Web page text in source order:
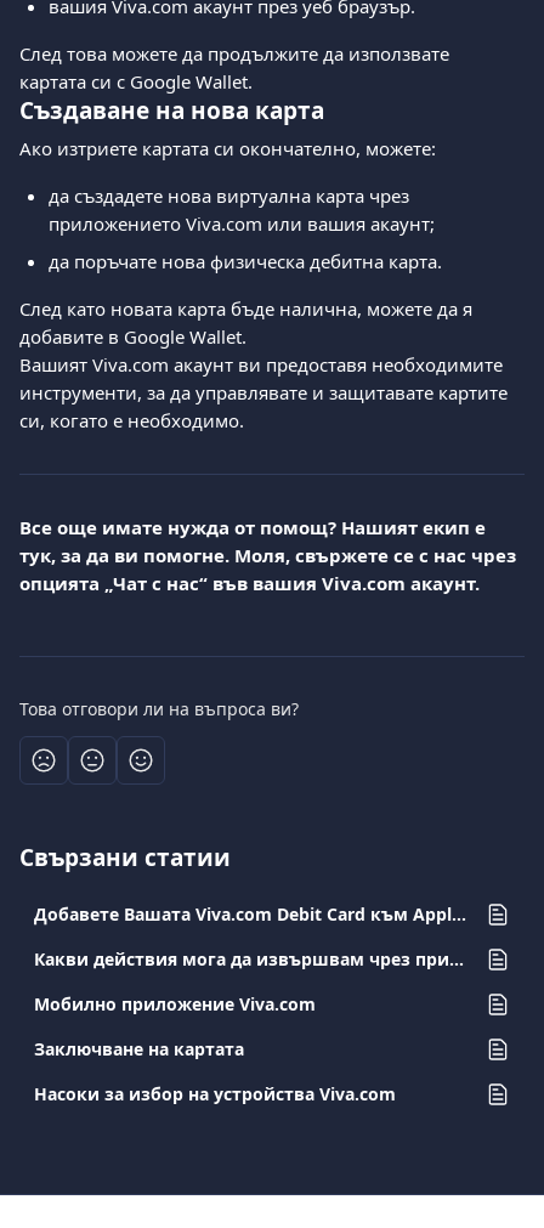
вашия Viva.com акаунт през уеб браузър.
След това можете да продължите да използвате
картата си с Google Wallet.
Създаване на нова карта
Ако изтриете картата си окончателно, можете:
да създадете нова виртуална карта чрез
приложението Viva.com или вашия акаунт;
да поръчате нова физическа дебитна карта.
След като новата карта бъде налична, можете да я
добавите в Google Wallet.
Вашият Viva.com акаунт ви предоставя необходимите
инструменти, за да управлявате и защитавате картите
си, когато е необходимо.
Все още имате нужда от помощ? Нашият екип е
тук, за да ви помогне. Моля, свържете се с нас чрез
опцията „Чат с нас“ във вашия Viva.com акаунт.
Това отговори ли на въпроса ви?
Свързани статии
Добавете Вашата Viva.com Debit Card към Apple Pay
Какви действия мога да извършвам чрез приложението си Viva.com?
Мобилно приложение Viva.com
Заключване на картата
Насоки за избор на устройства Viva.com